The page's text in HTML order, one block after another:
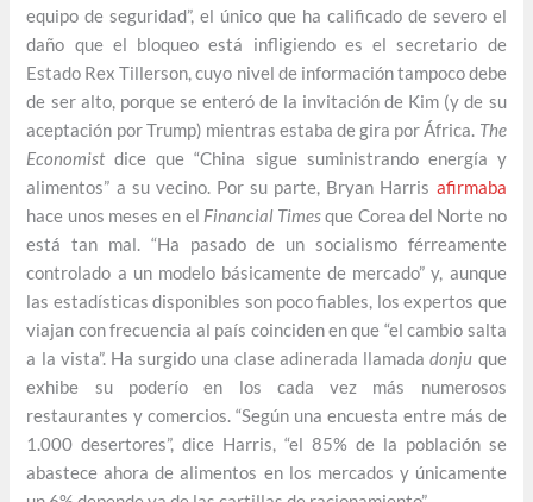
equipo de seguridad”, el único que ha calificado de severo el
daño que el bloqueo está infligiendo es el secretario de
Estado Rex Tillerson, cuyo nivel de información tampoco debe
de ser alto, porque se enteró de la invitación de Kim (y de su
aceptación por Trump) mientras estaba de gira por África. The
Economist dice que “China sigue suministrando energía y
alimentos” a su vecino. Por su parte, Bryan Harris afirmaba
hace unos meses en el Financial Timesque Corea del Norte no
está tan mal. “Ha pasado de un socialismo férreamente
controlado a un modelo básicamente de mercado” y, aunque
las estadísticas disponibles son poco fiables, los expertos que
viajan con frecuencia al país coinciden en que “el cambio salta
a la vista”. Ha surgido una clase adinerada llamadadonju que
exhibe su poderío en los cada vez más numerosos
restaurantes y comercios. “Según una encuesta entre más de
1.000 desertores”, dice Harris, “el 85% de la población se
abastece ahora de alimentos en los mercados y únicamente